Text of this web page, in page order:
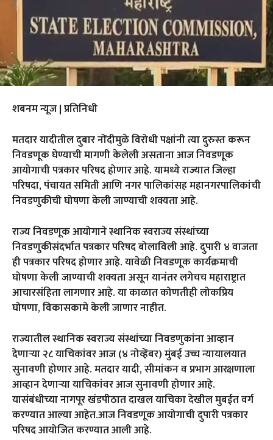
शबनम न्यूज | प्रतिनिधी
मतदार यादीतील दुबार नोंदीमुळे विरोधी पक्षांनी त्या दुरुस्त करून
निवडणूक घेण्याची मागणी केलेली असताना आज निवडणूक
आयोगाची पत्रकार परिषद होणार आहे. यामध्ये राज्यात जिल्हा
परिषदा, पंचायत समिती आणि नगर पालिकांसह महानगरपालिकांची
निवडणुकीची घोषणा केली जाण्याची शक्यता आहे.
राज्य निवडणूक आयोगाने स्थानिक स्वराज्य संस्थांच्या
निवडणुकीसंदर्भात पत्रकार परिषद बोलाविली आहे. दुपारी ४ वाजता
ही पत्रकार परिषद होणार आहे. यावेळी निवडणूक कार्यक्रमाची
घोषणा केली जाण्याची शक्यता असून यानंतर लगेचच महाराष्ट्रात
आचारसंहिता लागणार आहे. या काळात कोणतीही लोकप्रिय
घोषणा, विकासकामे केली जाणार नाहीत.
राज्यातील स्थानिक स्वराज्य संस्थांच्या निवडणुकांना आव्हान
देणाऱ्या २८ याचिकांवर आज (४ नोव्हेंबर) मुंबई उच्च न्यायालयात
सुनावणी होणार आहे. मतदार यादी, सीमांकन व प्रभाग आरक्षणाला
आव्हान देणाऱ्या याचिकांवर आज सुनावणी होणार आहे.
यासंबंधीच्या नागपूर खंडपीठात दाखल याचिका देखील मुबईत वर्ग
करण्यात आल्या आहेत.आज निवडणूक आयोगाची दुपारी पत्रकार
परिषद आयोजित करण्यात आली आहे.